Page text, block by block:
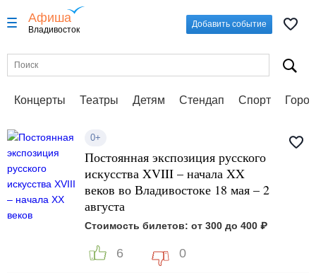
Афиша
Владивосток
Добавить событие
Концерты Театры Детям Стендап Спорт
0+
Постоянная экспозиция русского
искусства XVIII – начала XX
веков во Владивостоке 18 мая – 2
августа
Стоимость билетов: от 300 до 400 ₽
6 0